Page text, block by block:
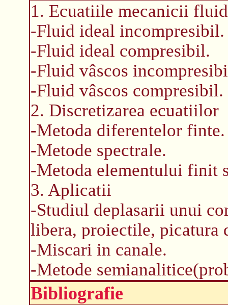
1. Ecuatiile mecanicii
-Fluid ideal incompresibil.
-Fluid ideal compresibil.
-Fluid vâscos
-Fluid vâscos compresibil.
2. Discretizarea ecuatiilor
-Metoda diferentelor finte.
-Metode spectrale.
-Metoda elementului finit
3. Aplicatii
-Studiul deplasarii unui
libera, proiectile, picatura
-Miscari in canale.
-Metode
Bibliografie